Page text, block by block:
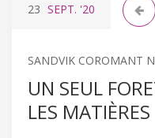
23 SEPT. '20
SANDVIK COROMANT
UN SEUL
LES MATIÈRES